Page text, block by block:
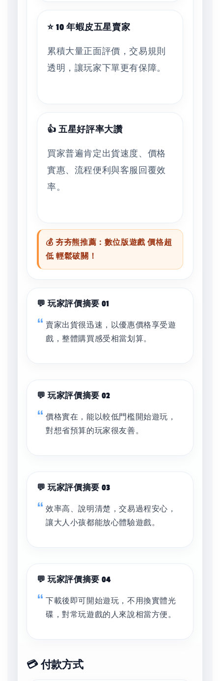
⭐ 10 年蝦皮五星賣家
累積大量正面評價，交易規則
透明，讓玩家下單更有保障。
👍 五星好評率大讚
買家普遍肯定出貨速度、價格
實惠、流程便利與客服回覆效
率。
💰 夯夯熊推薦：數位版遊戲 價格超
低 輕鬆破關！
💬 玩家評價摘要 01
賣家出貨很迅速，以優惠價格享受遊
戲，整體購買感受相當划算。
💬 玩家評價摘要 02
價格實在，能以較低門檻開始遊玩，
對想省預算的玩家很友善。
💬 玩家評價摘要 03
效率高、說明清楚，交易過程安心，
讓大人小孩都能放心體驗遊戲。
💬 玩家評價摘要 04
下載後即可開始遊玩，不用換實體光
碟，對常玩遊戲的人來說相當方便。
💳 付款方式